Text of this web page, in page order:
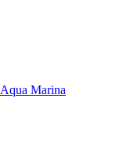
Aqua Marina